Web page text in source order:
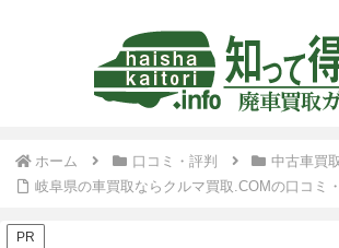
ホーム 口コミ・評判
中古車買
岐阜県の車買取ならクルマ買取.COMの口コミ
PR